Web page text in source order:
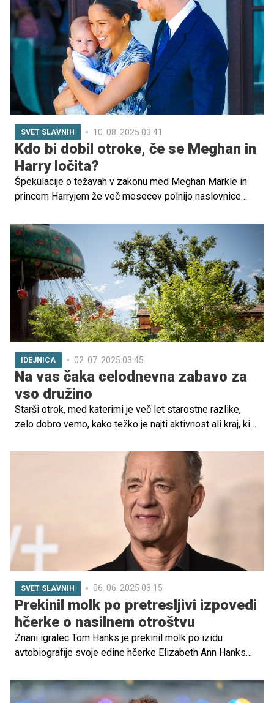
prehranske smernice, ki prinašajo pomembne
spremembe v šolski prehrani. Te spremembe pa ne
zadevajo le sestave obrokov, temveč širše razumevanje
prehrane kot dela vzgoje, zdravja in trajnosti.
SVET SLAVNIH 10. 08. 2025 03.41
Kdo bi dobil otroke, če se Meghan in
Harry ločita?
Špekulacije o težavah v zakonu med Meghan Markle in
princem Harryjem že več mesecev polnijo naslovnice
zanikala govorice o morebitni ločitvi, se namigovanja v
ozadju ne umirjajo. In čeprav gre (za zdaj) le za domneve,
se mnogi že sprašujejo – kaj bi se zgodilo, če bi se
Meghan in Harry dejansko razšla?
IDEJNICA 02. 07. 2025 03.45
Na vas čaka celodnevna zabavo za
vso družino
Starši otrok, med katerimi je več let starostne razlike,
zelo dobro vemo, kako težko je najti aktivnost ali kraj, ki
želijo, da se jim ves čas nekaj dogaja, četrti želijo zgolj
pametni telefon. Zadnji možnosti se starši trudimo
izogniti, prve tri pa lahko tako otroci kot odrasli v polnosti
izkusijo nedaleč stran, pri naših severnih sosedih.
SVET SLAVNIH 06. 06. 2025 03.15
Prekinil molk po pretresljivi izpovedi
hčerke o nasilnem otroštvu
Znani igralec Tom Hanks je prekinil molk po izidu
avtobiografije svoje edine hčerke Elizabeth Ann Hanks
otroštvu, zaznamovanem z nasiljem in družinskimi
preizkušnjami.